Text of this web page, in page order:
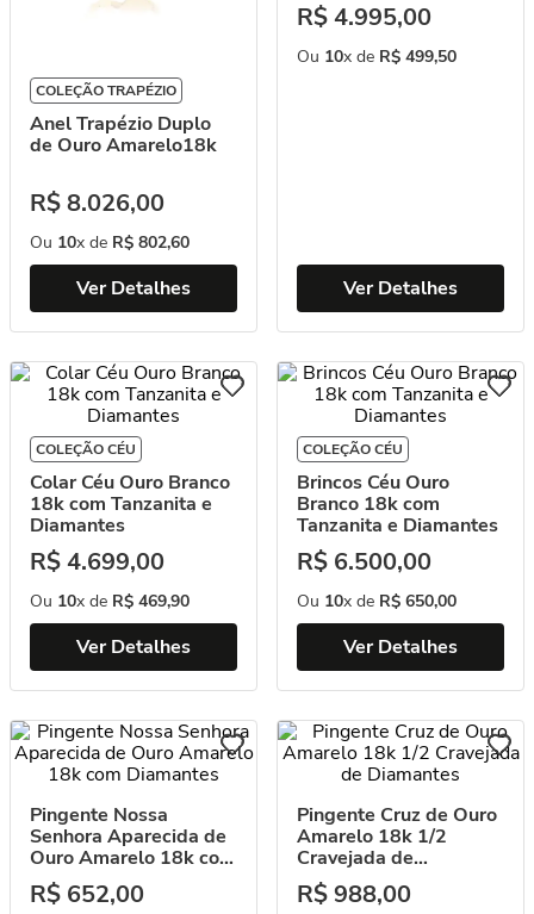
COLEÇÃO TRAPÉZIO
Anel Trapézio Duplo
de Ouro Amarelo18k
R$8.026,00
Ou 10x de R$ 802,60
Ver Detalhes
R$4.995,00
Ou 10x de R$ 499,50
Ver Detalhes
COLEÇÃO CÉU
Colar Céu Ouro Branco
18k com Tanzanita e
Diamantes
R$4.699,00
Ou 10x de R$ 469,90
Ver Detalhes
COLEÇÃO CÉU
Brincos Céu Ouro
Branco 18k com
Tanzanita e Diamantes
R$ 6.500,00
Ou 10x de R$ 650,00
Ver Detalhes
Pingente Nossa
Senhora Aparecida de
Ouro Amarelo 18k com
Diamantes
R$ 652,00
Pingente Cruz de Ouro
Amarelo 18k 1/2
Cravejada de
Diamantes
R$988,00